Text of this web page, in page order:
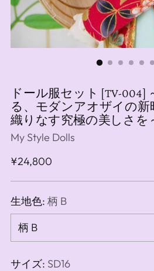
ドール服セット [TV-004]
る、モダンアオザイの新
織りなす究極の美しさを
My Style Dolls
通
格
¥24,800
生地色: 柄 B
サイズ: SD16